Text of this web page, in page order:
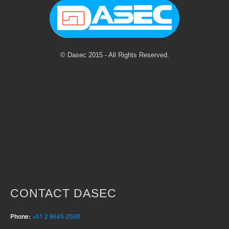
© Dasec 2015 - All Rights Reserved.
CONTACT DASEC
Phone: +61 2 9645-2500